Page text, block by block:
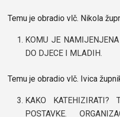
Temu je obradio vlč. Nikola
KOMU JE
DO DJECE I MLADIH.
Temu je obradio vlč. Ivica
KAKO KATEHIZIRATI?
POSTAVKE.